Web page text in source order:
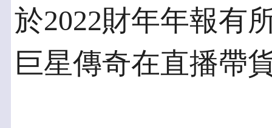
於2022財年年報有
巨星傳奇在直播帶